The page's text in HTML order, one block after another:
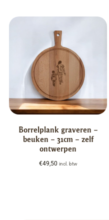
Borrelplank graveren –
beuken – 31cm – zelf
ontwerpen
€49,50 incl. btw